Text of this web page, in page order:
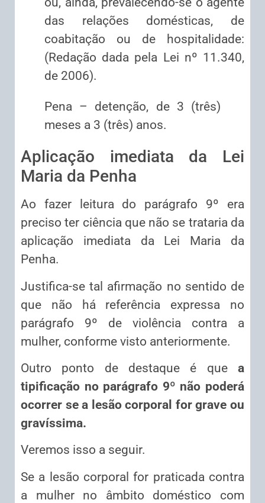
das relações domésticas, de
coabitação ou de hospitalidade:
(Redação dada pela Lei nº 11.340,
de 2006).
Pena – detenção, de 3 (três)
meses a 3 (três) anos.
Aplicação imediata da Lei
Maria da Penha
Ao fazer leitura do parágrafo 9º era
preciso ter ciência que não se trataria da
aplicação imediata da Lei Maria da
Penha.
Justifica-se tal afirmação no sentido de
que não há referência expressa no
parágrafo 9º de violência contra a
mulher, conforme visto anteriormente.
Outro ponto de destaque é que a
tipificação no parágrafo 9º não poderá
ocorrer se a lesão corporal for grave ou
gravíssima.
Veremos isso a seguir.
Se a lesão corporal for praticada contra
a mulher no âmbito doméstico com